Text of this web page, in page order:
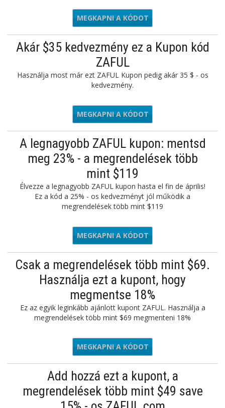
ROMONIX
MEGKAPNI A KÓDOT
Akár $35 kedvezmény ez a Kupon kód
ZAFUL
Használja most már ezt ZAFUL Kupon pedig akár 35 $ - os
kedvezmény.
CLOSET
MEGKAPNI A KÓDOT
A legnagyobb ZAFUL kupon: mentsd
meg 23% - a megrendelések több
mint $119
Élvezze a legnagyobb ZAFUL kupon hasta el fin de április!
Ez a kód a 25% - os kedvezményt jól működik a
megrendelések több mint $119
PROMO23
MEGKAPNI A KÓDOT
Csak a megrendelések több mint $69.
Használja ezt a kupont, hogy
megmentse 18%
Ez az egyik leginkább ajánlott kupont ZAFUL. Használja a
megrendelések több mint $69 megmenteni 18%
PROMO23
MEGKAPNI A KÓDOT
Add hozzá ezt a kupont, a
megrendelések több mint $49 save